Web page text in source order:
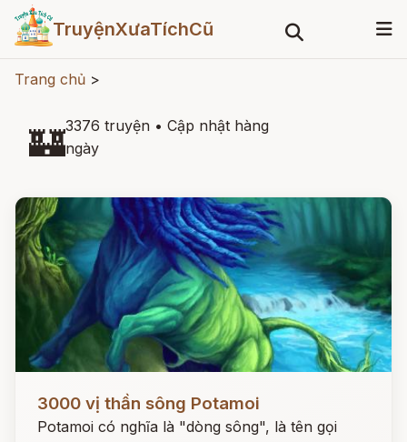
TruyệnXưaTíchCũ
Trang chủ >
🏰3376 truyện • Cập nhật hàng
ngày
3000 vị thần sông Potamoi
Potamoi có nghĩa là "dòng sông", là tên gọi